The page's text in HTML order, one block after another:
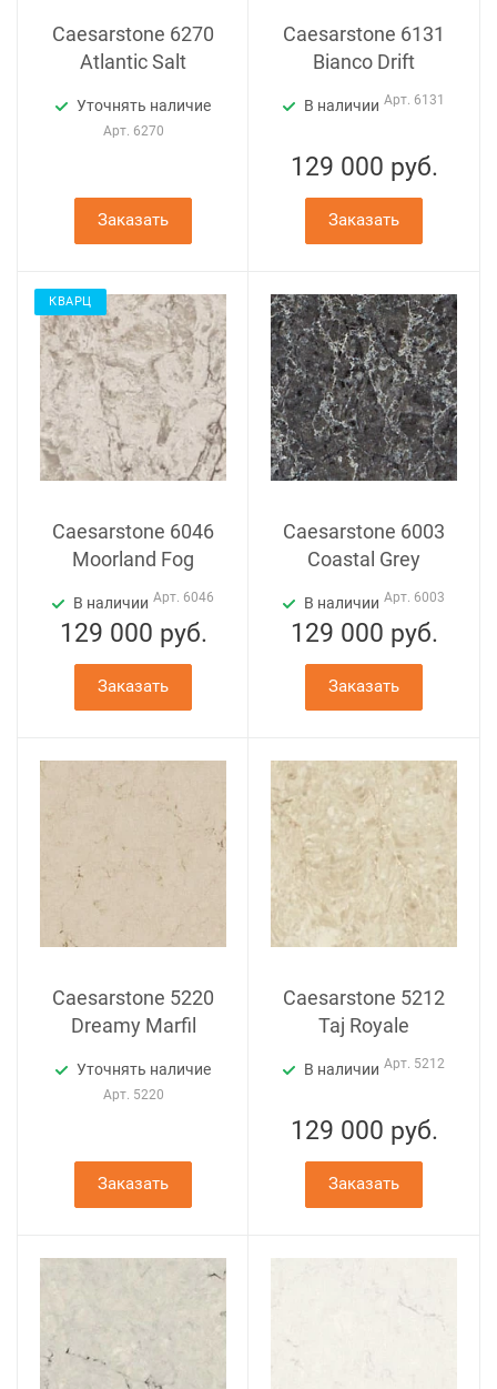
Caesarstone 6270
Atlantic Salt
Уточнять наличие
Арт. 6270
Заказать
Caesarstone 6131
Bianco Drift
В наличии Арт. 6131
129 000 руб.
Заказать
КВАРЦ
Caesarstone 6046
Moorland Fog
В наличии Арт. 6046
129 000 руб.
Заказать
Caesarstone 6003
Coastal Grey
В наличии Арт. 6003
129 000 руб.
Заказать
Caesarstone 5220
Dreamy Marfil
Уточнять наличие
Арт. 5220
Заказать
Caesarstone 5212
Taj Royale
В наличии Арт. 5212
129 000 руб.
Заказать